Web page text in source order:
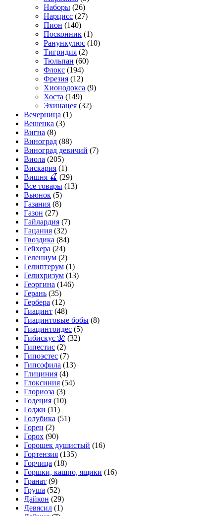
Наборы (26)
Нарцисс (27)
Пион (140)
Посконник (1)
Ранункулюс (10)
Тигридия (2)
Тюльпан (60)
Флокс (194)
Фрезия (12)
Хионодокса (9)
Хоста (149)
Эхинацея (32)
Вечерница (1)
Вешенка (3)
Вигна (8)
Виноград (88)
Виноград девичий (7)
Виола (205)
Вискария (1)
Вишня 🍒 (29)
Все товары (13)
Вьюнок (5)
Газания (8)
Газон (27)
Гайлардия (7)
Гацания (32)
Гвоздика (84)
Гейхера (24)
Гелениум (2)
Гелиптерум (1)
Гелихризум (13)
Георгина (146)
Герань (35)
Гербера (12)
Гиацинт (48)
Гиацинтовые бобы (8)
Гиацинтоидес (5)
Гибискус 🌺 (32)
Гипестис (2)
Гипоэстес (7)
Гипсофила (13)
Глициния (4)
Глоксиния (54)
Глориоза (3)
Годеция (10)
Годжи (11)
Голубика (51)
Горец (2)
Горох (90)
Горошек душистый (16)
Гортензия (135)
Горчица (18)
Горшки, кашпо, ящики (16)
Гранат (9)
Груша (52)
Дайкон (29)
Девясил (1)